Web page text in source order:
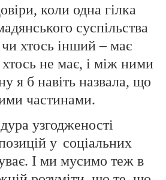
коли одна гілка
суспільства
чи хтось інший – має
хтось не має, і між ними
я б навіть назвала, що
частинами.
узгодженості
у соціальних
І ми мусимо теж в